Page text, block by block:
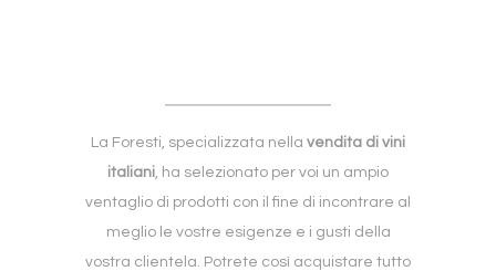
La Foresti, specializzata nella vendita di vini
italiani, ha selezionato per voi un ampio
ventaglio di prodotti con il fine di incontrare al
meglio le vostre esigenze e i gusti della
vostra clientela. Potrete così acquistare tutto